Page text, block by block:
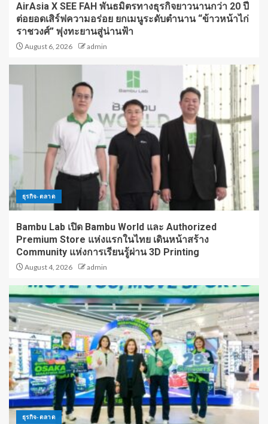
AirAsia X SEE FAH พันธมิตรทางธุรกิจยาวนานกว่า 20 ปี
ต่อยอดเสิร์ฟความอร่อย ยกเมนูระดับตำนาน “ข้าวหน้าไก่
ราชวงศ์” พุ่งทะยานสู่น่านฟ้า
August 6, 2026 admin
ธุรกิจ-ตลาด
Bambu Lab เปิด Bambu World และ Authorized
Premium Store แห่งแรกในไทย เดินหน้าสร้าง
Community แห่งการเรียนรู้ผ่าน 3D Printing
August 4, 2026 admin
ธุรกิจ-ตลาด